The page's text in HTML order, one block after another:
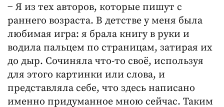
− Я из тех авторов, которые пишут с
раннего возраста. В детстве у меня была
любимая игра: я брала книгу в руки и
водила пальцем по страницам, затирая их
до дыр. Сочиняла что-то своё, используя
для этого картинки или слова, и
представляла себе, что здесь написано
именно придуманное мною сейчас. Таким